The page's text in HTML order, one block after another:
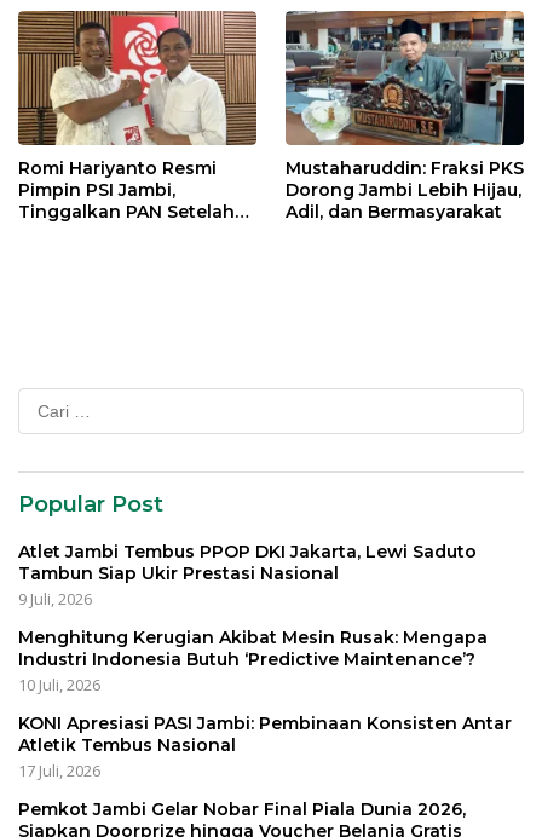
Romi Hariyanto Resmi
Pimpin PSI Jambi,
Tinggalkan PAN Setelah
Mustaharuddin: Fraksi PKS
Dorong Jambi Lebih Hijau,
Adil, dan Bermasyarakat
Popular Post
Atlet Jambi Tembus PPOP DKI Jakarta, Lewi Saduto
Tambun Siap Ukir Prestasi Nasional
9 Juli, 2026
Menghitung Kerugian Akibat Mesin Rusak: Mengapa
Industri Indonesia Butuh ‘Predictive Maintenance’?
10 Juli, 2026
KONI Apresiasi PASI Jambi: Pembinaan Konsisten Antar
Atletik Tembus Nasional
17 Juli, 2026
Pemkot Jambi Gelar Nobar Final Piala Dunia 2026,
Siapkan Doorprize hingga Voucher Belanja Gratis